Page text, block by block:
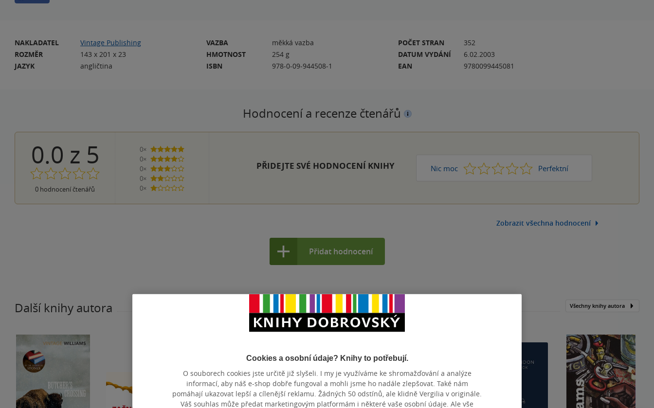
NAKLADATEL
Vintage Publishing
ROZMĚR
143 x 201 x 23
JAZYK
angličtina
VAZBA
měkká vazba
HMOTNOST
254 g
ISBN
978-0-09-944508-1
POČET STRAN
352
DATUM VYDÁNÍ
6.02.2003
EAN
9780099445081
Hodnocení a recenze čtenářů
0.0 z 5
0 hodnocení čtenářů
0×
5 hvězdiček
0×
4 hvězdičky
0×
3 hvězdičky
0×
2 hvězdičky
0×
1 hvezdička
PŘIDEJTE SVÉ HODNOCENÍ KNIHY Nic moc 1 2 3 4 Perfektní
5
Zobrazit všechna hodnocení
Přidat hodnocení
Další knihy autora Všechny knihy autora
Cookies a osobní údaje? Knihy to potřebují.
O souborech cookies jste určitě již slyšeli. I my je využíváme ke shromažďování a analýze
informací, aby náš e-shop dobře fungoval a mohli jsme ho nadále zlepšovat. Také nám
pomáhají ukazovat lepší a cílenější reklamu. Žádných 50 odstínů, ale klidně Vergilia v originále.
Váš souhlas může předat marketingovým platformám i některé vaše osobní údaje. Ale vše